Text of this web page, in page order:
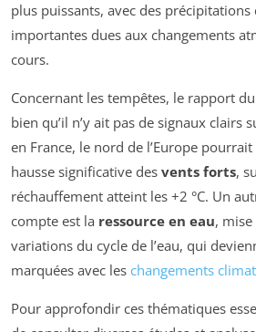
plus puissants, avec des
importantes dues aux changements
cours.
Concernant les tempêtes, le rapport
bien qu’il n’y ait pas de signaux clairs
en France, le nord de l’Europe
hausse significative des vents forts,
réchauffement atteint les +2 °C. Un
compte est la ressource en eau,
variations du cycle de l’eau, qui
marquées avec les changements
Pour approfondir ces thématiques